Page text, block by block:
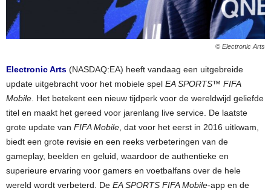
© Electronic Arts
Electronic Arts (NASDAQ:EA) heeft vandaag een uitgebreide
update uitgebracht voor het mobiele spel EA SPORTS™ FIFA
Mobile . Het betekent een nieuw tijdperk voor de wereldwijd geliefde
titel en maakt het gereed voor jarenlang live service. De laatste
grote update van FIFA Mobile , dat voor het eerst in 2016 uitkwam,
biedt een grote revisie en een reeks verbeteringen van de
gameplay, beelden en geluid, waardoor de authentieke en
superieure ervaring voor gamers en voetbalfans over de hele
wereld wordt verbeterd. De EA SPORTS FIFA Mobile-app en de